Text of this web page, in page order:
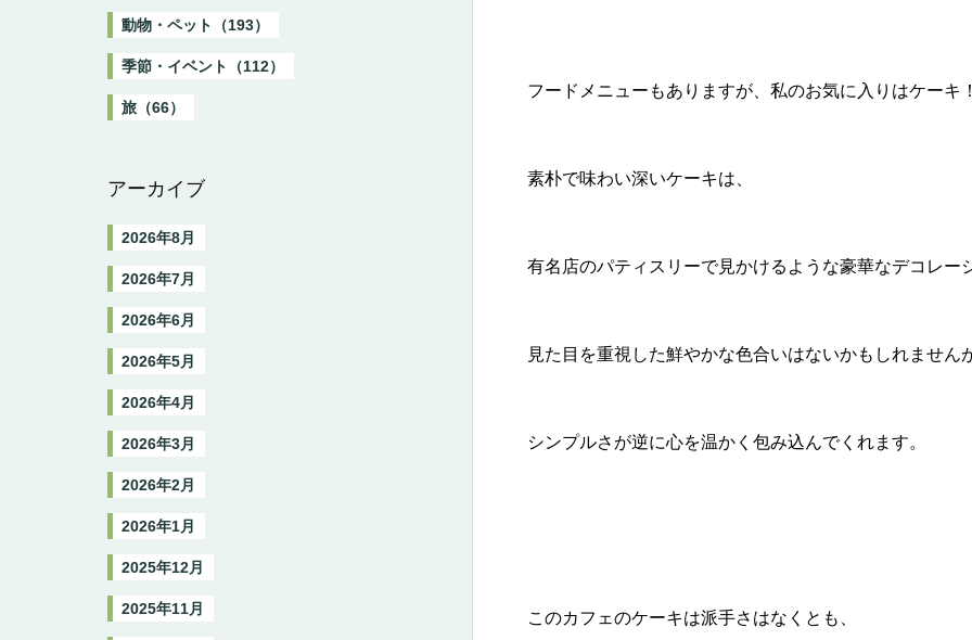
フードメニューもありますが、私のお気に入りはケーキ
素朴で味わい深いケーキは、
有名店のパティスリーで見かけるような豪華なデコレー
見た目を重視した鮮やかな色合いはないかもしれません
シンプルさが逆に心を温かく包み込んでくれます。
このカフェのケーキは派手さはなくとも、
動物・ペット（193）
季節・イベント（112）
旅（66）
アーカイブ
2026年8月
2026年7月
2026年6月
2026年5月
2026年4月
2026年3月
2026年2月
2026年1月
2025年12月
2025年11月